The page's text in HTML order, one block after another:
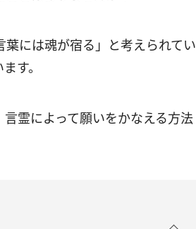
には魂が宿る」と考えられてい
す。
霊によって願いをかなえる方法